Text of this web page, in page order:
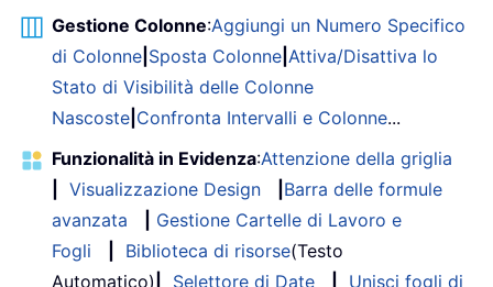
Gestione Colonne:Aggiungi un Numero Specifico
di Colonne Sposta Colonne Attiva/Disattiva lo
Stato di Visibilità delle Colonne
Nascoste Confronta Intervalli e Colonne...
Funzionalità in Evidenza:Attenzione della griglia
Visualizzazione Design
Barra delle formule
avanzata
Gestione Cartelle di Lavoro e
Fogli
Biblioteca di risorse(Testo
Automatico)
Selettore di Date
Unisci fogli di